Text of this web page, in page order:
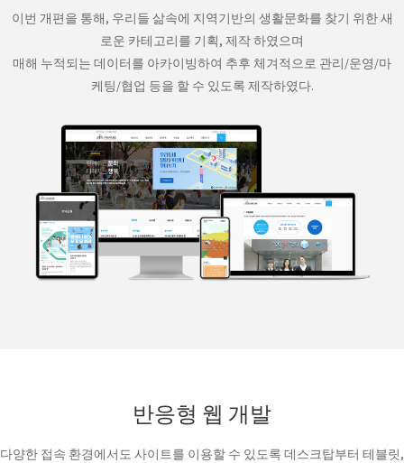
이번 개편을 통해, 우리들 삶속에 지역기반의 생활문화를 찾기 위한 새
로운 카테고리를 기획, 제작 하였으며
매해 누적되는 데이터를 아카이빙하여 추후 체겨적으로 관리/운영/마
케팅/협업 등을 할 수 있도록 제작하였다.
반응형 웹 개발
다양한 접속 환경에서도 사이트를 이용할 수 있도록 데스크탑부터 테블릿,